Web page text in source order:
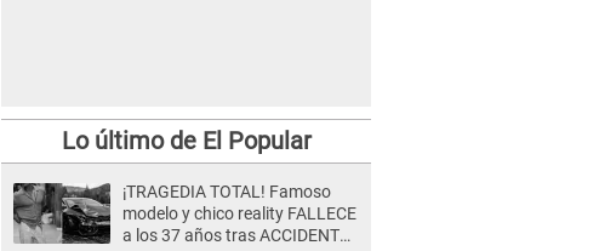
Lo último de El Popular
¡TRAGEDIA TOTAL! Famoso
modelo y chico reality FALLECE
a los 37 años tras ACCIDENTE